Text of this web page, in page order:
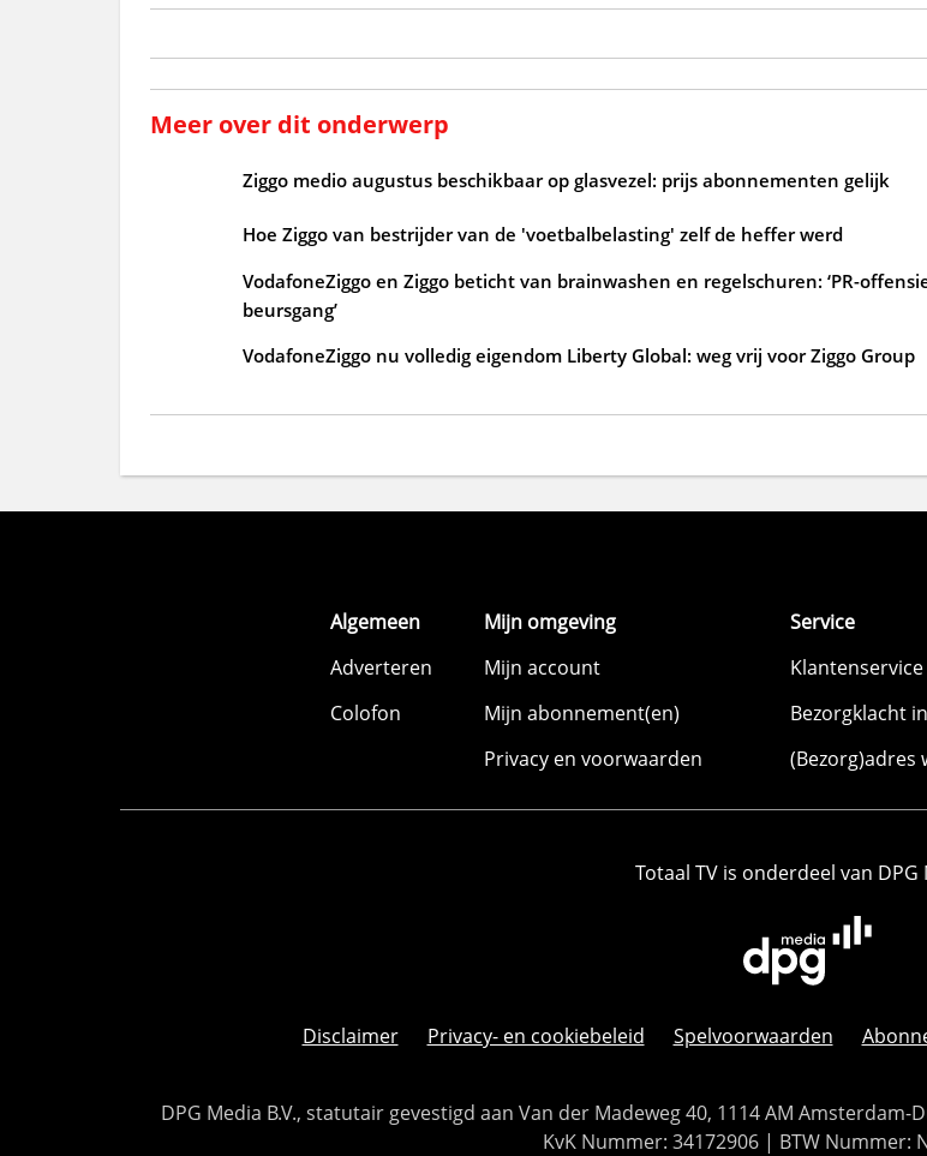
Meer over dit onderwerp
Ziggo medio augustus beschikbaar op glasvezel: prijs abonnementen gelijk
Hoe Ziggo van bestrijder van de 'voetbalbelasting' zelf de heffer werd
VodafoneZiggo en Ziggo beticht van brainwashen en regelschuren: ‘PR-
beursgang’
VodafoneZiggo nu volledig eigendom Liberty Global: weg vrij voor Ziggo Group
Algemeen
Adverteren
Colofon
Mijn omgeving
Mijn account
Mijn abonnement(en)
Privacy en voorwaarden
Service
Klantenservice
Bezorgklacht
(Bezorg)adres
Totaal TV is onderdeel van DPG
Disclaimer Privacy- en cookiebeleid Spelvoorwaarden
DPG Media B.V., statutair gevestigd aan Van der Madeweg 40, 1114 AM
KvK Nummer: 34172906 | BTW Nummer: